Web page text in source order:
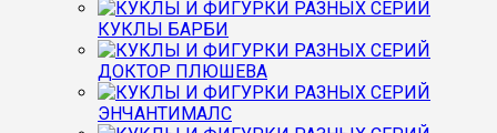
КУКЛЫ БАРБИ
ДОКТОР ПЛЮШЕВА
ЭНЧАНТИМАЛС